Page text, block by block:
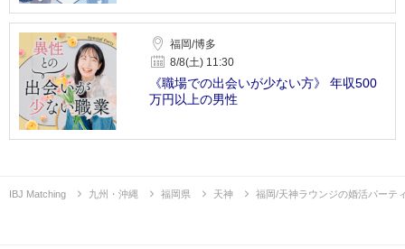
福岡/博多
8/8(土) 11:30
《職場での出会いが少ない方》 年収500
万円以上の男性
IBJ Matching 九州・沖縄 福岡県 天神 福岡/天神ラウンジの婚活パーテ